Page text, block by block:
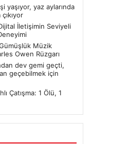
yaşıyor, yaz aylarında
İletişimin Seviyeli
Müzik
Owen Rüzgarı
dev gemi geçti,
geçebilmek için
Çatışma: 1 Ölü, 1